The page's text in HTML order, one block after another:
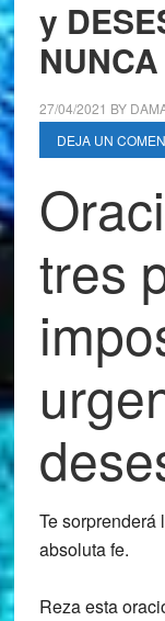
y
27/04/2021 BY
DEJA UN
tres
Te sorprenderá
absoluta fe.
Reza esta